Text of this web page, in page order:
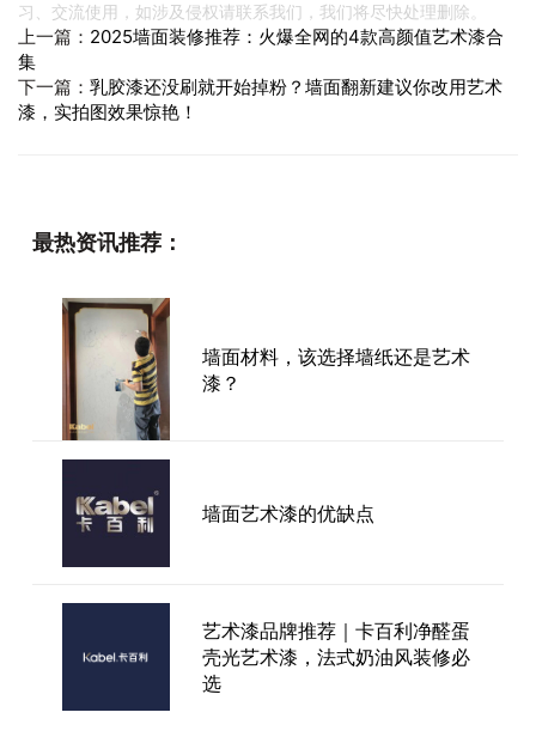
习、交流使用，如涉及侵权请联系我们，我们将尽快处理删除。
上一篇： 2025墙面装修推荐：火爆全网的4款高颜值艺术漆合
集
下一篇： 乳胶漆还没刷就开始掉粉？墙面翻新建议你改用艺术
漆，实拍图效果惊艳！
最热资讯推荐：
墙面材料，该选择墙纸还是艺术
漆？
墙面艺术漆的优缺点
艺术漆品牌推荐｜卡百利净醛蛋
壳光艺术漆，法式奶油风装修必
选